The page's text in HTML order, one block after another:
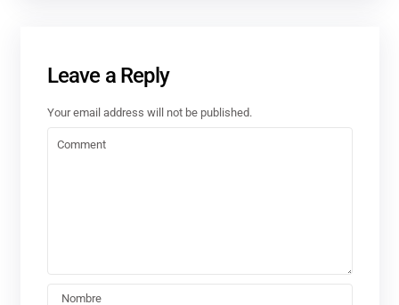
Leave a Reply
Your email address will not be published.